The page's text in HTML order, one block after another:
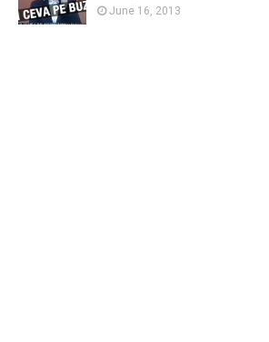
June 16, 2013